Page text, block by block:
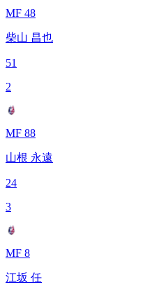
MF 48
柴山 昌也
51
2
MF 88
山根 永遠
24
3
MF 8
江坂 任